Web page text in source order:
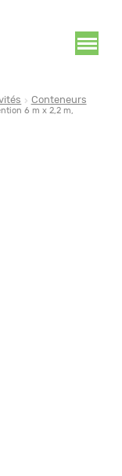
Conteneurs
6 m x 2,2 m,